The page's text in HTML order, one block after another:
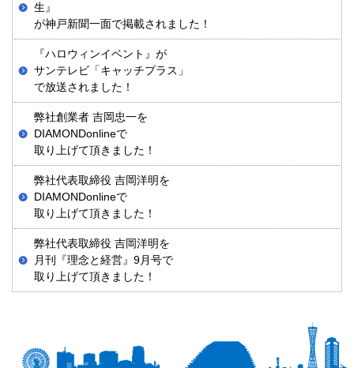
生』
が神戸新聞一面で掲載されました！
『ハロウィンイベント』が
サンテレビ「キャッチプラス」
で放送されました！
弊社創業者 吉岡忠一を
DIAMONDonlineで
取り上げて頂きました！
弊社代表取締役 吉岡洋明を
DIAMONDonlineで
取り上げて頂きました！
弊社代表取締役 吉岡洋明を
月刊『理念と経営』9月号で
取り上げて頂きました！